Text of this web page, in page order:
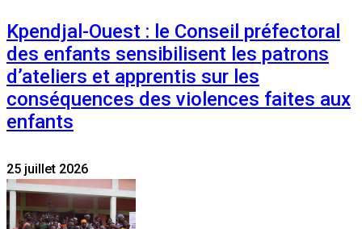
Kpendjal-Ouest : le Conseil préfectoral
des enfants sensibilisent les patrons
d’ateliers et apprentis sur les
conséquences des violences faites aux
enfants
25 juillet 2026